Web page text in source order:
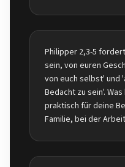
Philipper 2,3-5
sein, von euren
von euch selbst' und
Bedacht zu sein'.
praktisch für deine
Familie, bei der